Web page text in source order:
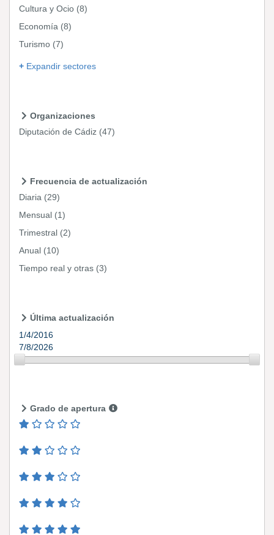
Cultura y Ocio (8)
Economía (8)
Turismo (7)
Expandir sectores
Organizaciones
Diputación de Cádiz (47)
Frecuencia de actualización
Diaria (29)
Mensual (1)
Trimestral (2)
Anual (10)
Tiempo real y otras (3)
Última actualización
1/4/2016
7/8/2026
Grado de apertura